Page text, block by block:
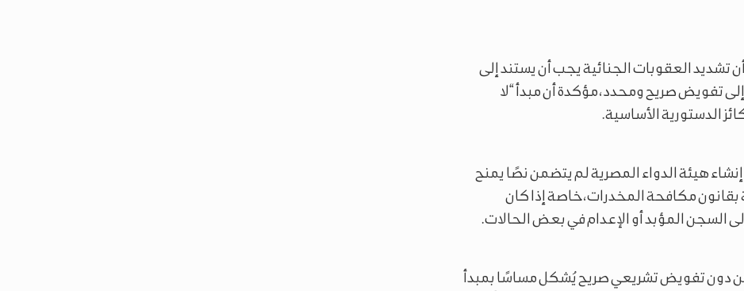
العقوبات الجنائية يجب أن يستند إلى
تفويض صريح ومحدد، مؤكدة أن مبدأ “لا
الدستورية الأساسية.
هيئة الدواء المصرية لم يتضمن نصًا يمنح
مكافحة المخدرات، خاصة إذا كان
السجن المؤبد أو الإعدام في بعض الحالات.
دون تفويض تشريعي صريح يُشكل مساسًا بمبدأ